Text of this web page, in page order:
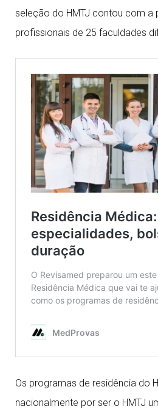
seleção do HMTJ contou com a
profissionais de 25 faculdades
Os programas de residência do
nacionalmente por ser o HMTJ